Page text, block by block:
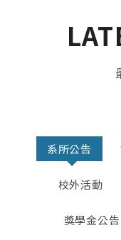
系所公告
校外活動
獎學金公告